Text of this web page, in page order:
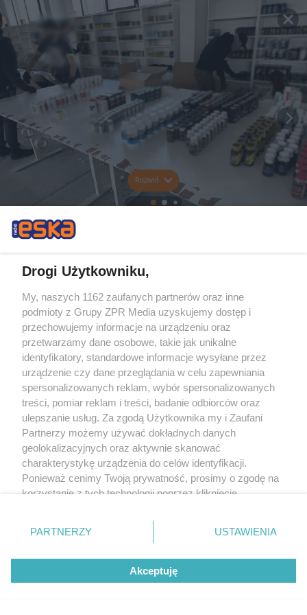
Rozwiń
Drogi Użytkowniku,
My, naszych 1162 zaufanych partnerów oraz inne
podmioty z Grupy ZPR Media uzyskujemy dostęp i
przechowujemy informacje na urządzeniu oraz
przetwarzamy dane osobowe, takie jak unikalne
identyfikatory, standardowe informacje wysyłane przez
urządzenie czy dane przeglądania w celu zapewniania
spersonalizowanych reklam, wybór spersonalizowanych
treści, pomiar reklam i treści, badanie odbiorców oraz
ulepszanie usług. Za zgodą Użytkownika my i Zaufani
Partnerzy możemy używać dokładnych danych
geolokalizacyjnych oraz aktywnie skanować
charakterystykę urządzenia do celów identyfikacji.
Ponieważ cenimy Twoją prywatność, prosimy o zgodę na
korzystanie z tych technologii poprzez kliknięcie
zmienić/wycofać klikając przycisk ustawień prywatności
znajdujący się w lewym dolnym rogu strony
rodzaje przetwarzania danych nie wymagają zgody
użytkownika, ale masz prawo sprzeciwić się takiemu
przetwarzaniu. Preferencje będą miały zastosowanie tylko
PARTNERZY USTAWIENIA
Akceptuję